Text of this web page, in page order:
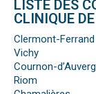
LISTE DES
CLINIQUE
Clermont-Ferrand
Vichy
Cournon-
Riom